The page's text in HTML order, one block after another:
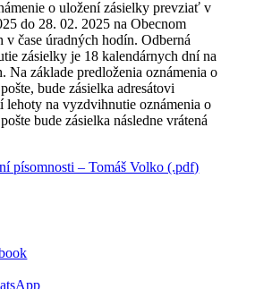
o uložení zásielky prevziať v
do 28. 02. 2025 na Obecnom
čase úradných hodín. Odberná
zásielky je 18 kalendárnych dní na
Na základe predloženia oznámenia o
bude zásielka adresátovi
lehoty na vyzdvihnutie oznámenia o
bude zásielka následne vrátená
písomnosti – Tomáš Volko (.pdf)